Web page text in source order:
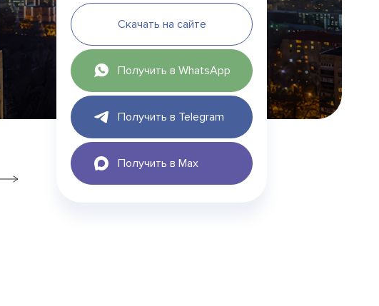
Скачать на сайте
Получить в WhatsApp
Получить в Telegram
Получить в Max